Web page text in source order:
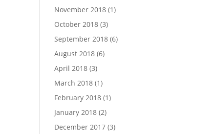
November 2018 (1)
October 2018 (3)
September 2018 (6)
August 2018 (6)
April 2018 (3)
March 2018 (1)
February 2018 (1)
January 2018 (2)
December 2017 (3)